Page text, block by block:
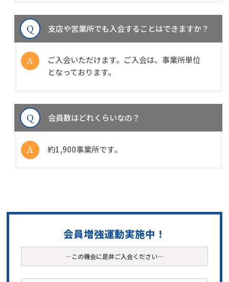
支店や営業所でも入会することはできますか？
ご入会いただけます。ご入会は、事業所単位
となっております。
会員数はどれくらいなの？
約1,900事業所です。
会員増強運動実施中！
―この機会に是非ご入会ください―